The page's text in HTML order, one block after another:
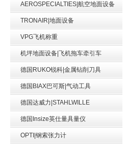
AEROSPECIALTIES|航空地面设备
TRONAIR|地面设备
VPG飞机称重
机坪地面设备|飞机拖车牵引车
德国RUKO锐科|金属钻削刀具
德国BIAX巴可斯|气动工具
德国达威力|STAHLWILLE
德国Insize英仕量具量仪
OPTI|钢索张力计